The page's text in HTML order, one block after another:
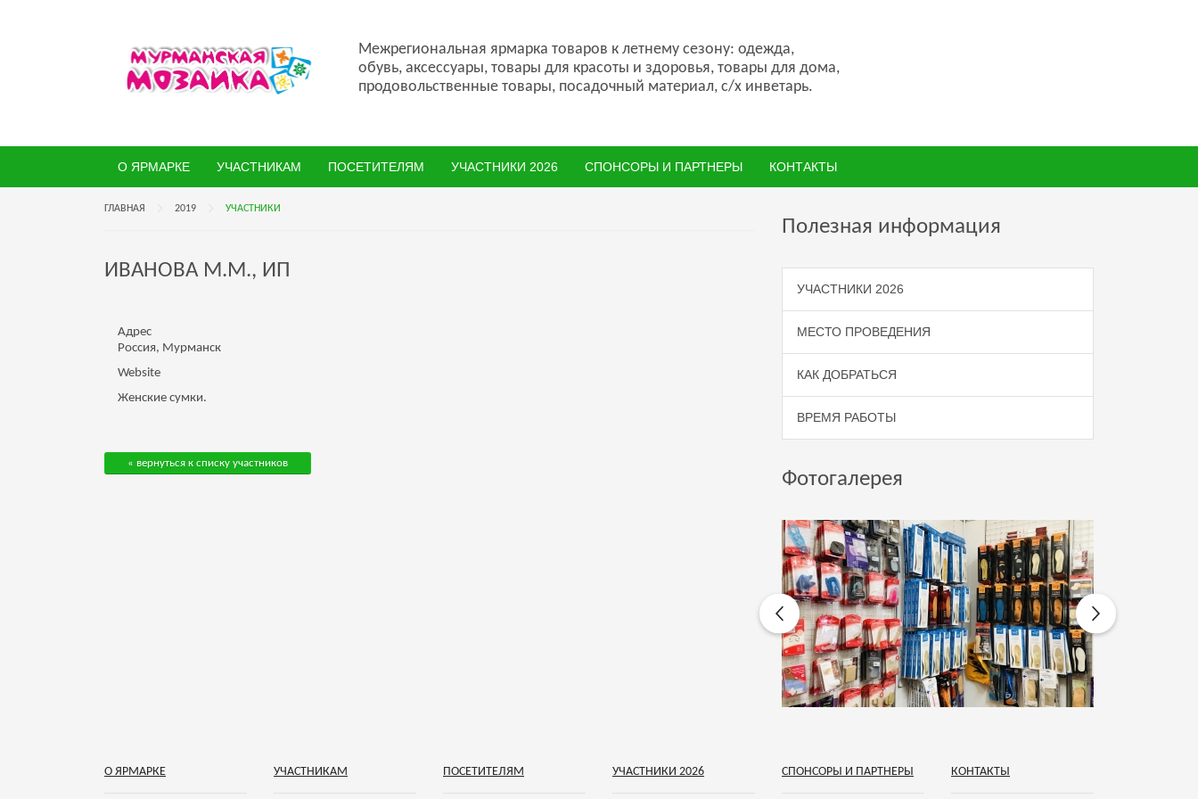
Межрегиональная ярмарка товаров к летнему сезону: одежда,
обувь, аксессуары, товары для красоты и здоровья, товары для дома,
продовольственные товары, посадочный материал, с/х инветарь.
О ЯРМАРКЕ УЧАСТНИКАМ ПОСЕТИТЕЛЯМ УЧАСТНИКИ 2026 СПОНСОРЫ И ПАРТНЕРЫ КОНТАКТЫ
ГЛАВНАЯ 2019 УЧАСТНИКИ
ИВАНОВА М.М., ИП
Адрес
Россия, Мурманск
Website
Женские сумки.
« вернуться к списку участников
Полезная информация
УЧАСТНИКИ 2026
МЕСТО ПРОВЕДЕНИЯ
КАК ДОБРАТЬСЯ
ВРЕМЯ РАБОТЫ
Фотогалерея
О ЯРМАРКЕ УЧАСТНИКАМ ПОСЕТИТЕЛЯМ УЧАСТНИКИ 2026 СПОНСОРЫ И ПАРТНЕРЫ КОНТАКТЫ